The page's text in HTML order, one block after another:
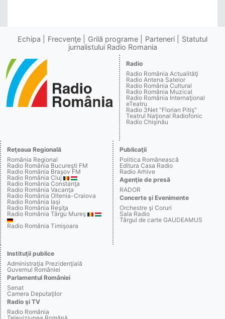
Echipa Frecvenţe Grilă programe Parteneri
Statutul
jurnalistului Radio Romania
Radio
Radio România Actualităţi
Radio Antena Satelor
Radio România Cultural
Radio România Muzical
Radio România Internaţional
eTeatru
Radio 3Net "Florian Pitiş"
Teatrul Naţional Radiofonic
Radio Chişinău
Reţeaua Regională
România Regional
Radio România Bucureşti FM
Radio România Braşov FM
Radio România Cluj
Radio România Constanţa
Radio România Vacanţa
Radio România Oltenia-Craiova
Radio România Iaşi
Radio România Reşiţa
Radio România Târgu Mureş
Radio România Timişoara
Publicaţii
Politica Românească
Editura Casa Radio
Radio Arhive
Agenţie de presă
RADOR
Concerte şi Evenimente
Orchestre şi Coruri
Sala Radio
Târgul de carte GAUDEAMUS
Instituţii publice
Administraţia Prezidenţială
Guvernul României
Parlamentul României
Senat
Camera Deputaţilor
Radio şi TV
Radio România